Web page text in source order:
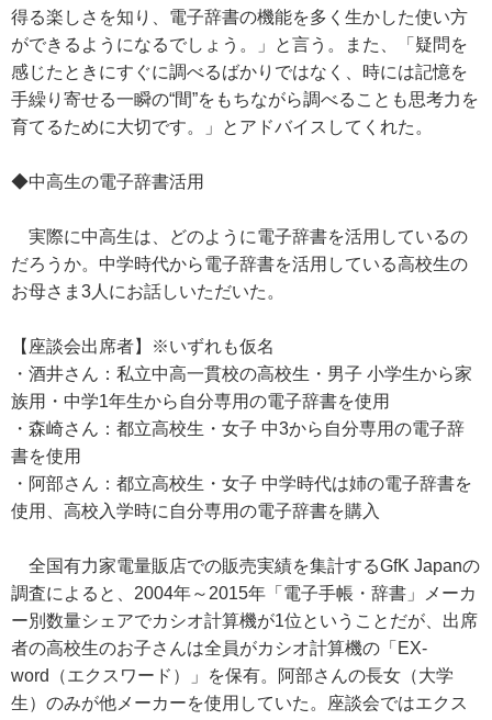
得る楽しさを知り、電子辞書の機能を多く生かした使い方
ができるようになるでしょう。」と言う。また、「疑問を
感じたときにすぐに調べるばかりではなく、時には記憶を
手繰り寄せる一瞬の“間”をもちながら調べることも思考力を
育てるために大切です。」とアドバイスしてくれた。
◆中高生の電子辞書活用
実際に中高生は、どのように電子辞書を活用しているの
だろうか。中学時代から電子辞書を活用している高校生の
お母さま3人にお話しいただいた。
【座談会出席者】※いずれも仮名
・酒井さん：私立中高一貫校の高校生・男子 小学生から家
族用・中学1年生から自分専用の電子辞書を使用
・森崎さん：都立高校生・女子 中3から自分専用の電子辞
書を使用
・阿部さん：都立高校生・女子 中学時代は姉の電子辞書を
使用、高校入学時に自分専用の電子辞書を購入
全国有力家電量販店での販売実績を集計するGfK Japanの
調査によると、2004年～2015年「電子手帳・辞書」メーカ
ー別数量シェアでカシオ計算機が1位ということだが、出席
者の高校生のお子さんは全員がカシオ計算機の「EX-
word（エクスワード）」を保有。阿部さんの長女（大学
生）のみが他メーカーを使用していた。座談会ではエクス